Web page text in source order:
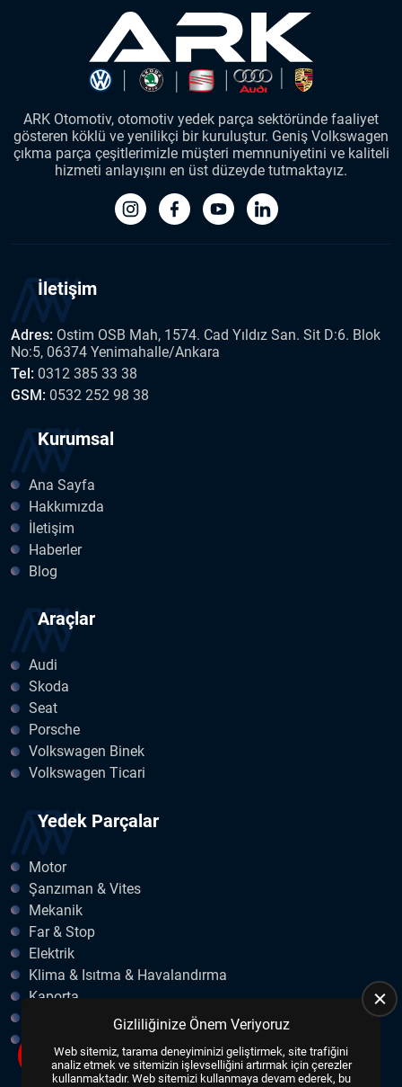
ARK Otomotiv, otomotiv yedek parça sektöründe faaliyet
gösteren köklü ve yenilikçi bir kuruluştur. Geniş Volkswagen
çıkma parça çeşitlerimizle müşteri memnuniyetini ve kaliteli
hizmeti anlayışını en üst düzeyde tutmaktayız.
İletişim
Adres: Ostim OSB Mah, 1574. Cad Yıldız San. Sit D:6. Blok
No:5, 06374 Yenimahalle/Ankara
Tel: 0312 385 33 38
GSM: 0532 252 98 38
Kurumsal
Ana Sayfa
Hakkımızda
İletişim
Haberler
Blog
Araçlar
Audi
Skoda
Seat
Porsche
Volkswagen Binek
Volkswagen Ticari
Yedek Parçalar
Motor
Şanzıman & Vites
Mekanik
Far & Stop
Elektrik
Klima & Isıtma & Havalandırma
Kaporta
Gizliliğinize Önem Veriyoruz
Web sitemiz, tarama deneyiminizi geliştirmek, site trafiğini
analiz etmek ve sitemizin işlevselliğini artırmak için çerezler
kullanmaktadır. Web sitemizi kullanmaya devam ederek, bu